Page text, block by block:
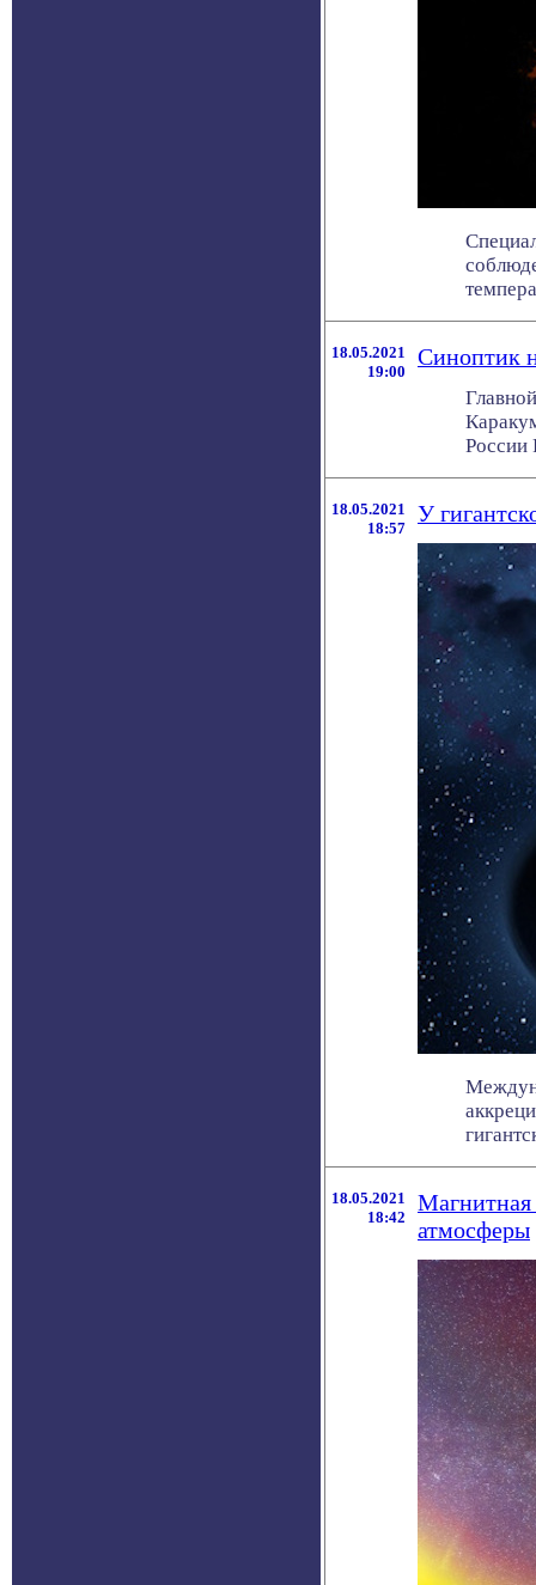
18.05.2021
19:00
Синоптик
России
18.05.2021
18:57
У
18.05.2021
18:42
Магнитная
атмосферы